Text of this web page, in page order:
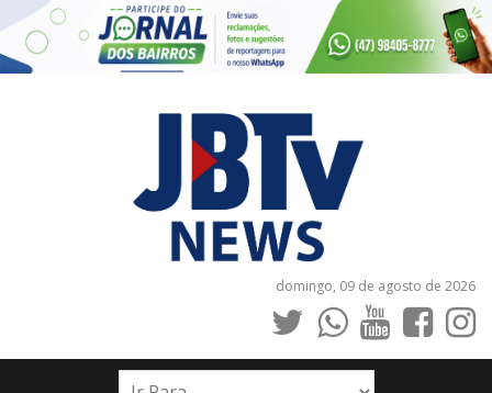
domingo, 09 de agosto de 2026
INÍCIO